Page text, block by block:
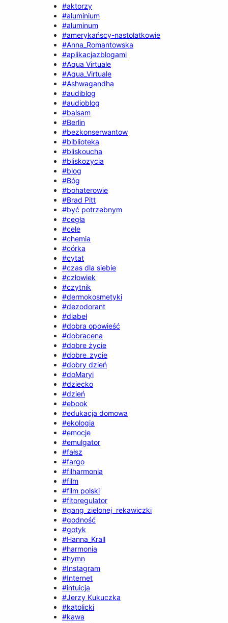
#aktorzy
#aluminium
#aluminum
#amerykańscy-nastolatkowie
#Anna_Romantowska
#aplikacjazblogami
#Aqua Virtuale
#Aqua_Virtuale
#Ashwagandha
#audiblog
#audioblog
#balsam
#Berlin
#bezkonserwantow
#biblioteka
#bliskoucha
#bliskozycia
#blog
#Bóg
#bohaterowie
#Brad Pitt
#być potrzebnym
#cegła
#cele
#chemia
#córka
#cytat
#czas dla siebie
#człowiek
#czytnik
#dermokosmetyki
#dezodorant
#diabeł
#dobra opowieść
#dobracena
#dobre życie
#dobre_zycie
#dobry dzień
#doMaryi
#dziecko
#dzień
#ebook
#edukacja domowa
#ekologia
#emocje
#emulgator
#fałsz
#fargo
#filharmonia
#film
#film polski
#fitoregulator
#gang_zielonej_rekawiczki
#godność
#gotyk
#Hanna_Krall
#harmonia
#hymn
#Instagram
#Internet
#intuicja
#Jerzy Kukuczka
#katolicki
#kawa